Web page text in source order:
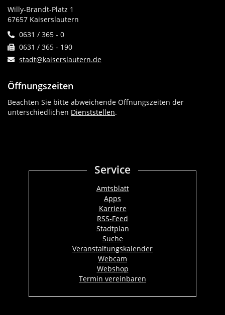
Willy-Brandt-Platz 1
67657 Kaiserslautern
0631 / 365 - 0
0631 / 365 - 190
stadt@kaiserslautern.de
Öffnungszeiten
Beachten Sie bitte abweichende Öffnungszeiten der
unterschiedlichen Dienststellen.
Service
Amtsblatt
Apps
Karriere
RSS-Feed
Stadtplan
Suche
Veranstaltungskalender
Webcam
Webshop
Termin vereinbaren